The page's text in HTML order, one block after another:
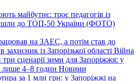
майбутнє: троє педагогів із
до ТОП-50 України (ФОТО)
на ЗАЕС, а потім став до
захисник із Запорізької області Війна
сценарії зими для Запоріжжя: у
лише 4–8 годин Новини
за 1 млн грн: у Запоріжжі на